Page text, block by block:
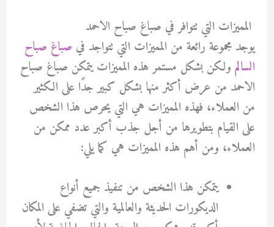
المميزات التي تتوافر في صباغ صباح الاحمد
يوجد مجموعة رائعة من المميزات التي تتواجد في صباغ صباح
السالمولكن بشكل مستمر هذه المميزات يتمكن صباغ صباح
الاحمد من عرض أكثر منها بشكل كبير جدًا على الكثير
من العملاء، فهذه المميزات هي التي يحرص هذا الشخص
على القيام بتطويرها من أجل جذب أكبر عدد ممكن من
العملاء، ومن أهم هذه المميزات هي كما يلي:
يتمكن هذا الشخص من تنفيذ جميع أنواع
الديكورات الحديثة والعالمية والتي تضفي على المكان